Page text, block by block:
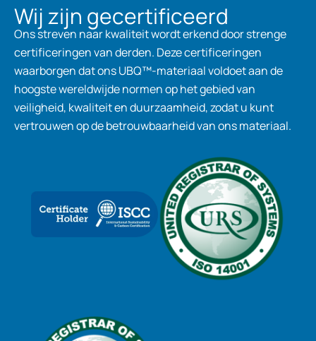
Wij zijn gecertificeerd
Ons streven naar kwaliteit wordt erkend door strenge
certificeringen van derden. Deze certificeringen
waarborgen dat ons UBQ™-materiaal voldoet aan de
hoogste wereldwijde normen op het gebied van
veiligheid, kwaliteit en duurzaamheid, zodat u kunt
vertrouwen op de betrouwbaarheid van ons materiaal.